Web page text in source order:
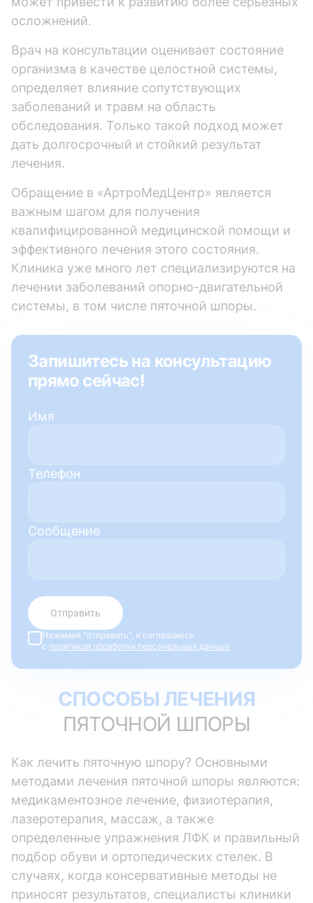
осложнений.
Врач на консультации оценивает состояние
организма в качестве целостной системы,
определяет влияние сопутствующих
заболеваний и травм на область
обследования. Только такой подход может
дать долгосрочный и стойкий результат
лечения.
Обращение в «АртроМедЦентр» является
важным шагом для получения
квалифицированной медицинской помощи и
эффективного лечения этого состояния.
Клиника уже много лет специализируются на
лечении заболеваний опорно-двигательной
системы, в том числе пяточной шпоры.
Запишитесь на консультацию
прямо сейчас!
Имя
Телефон
Сообщение
Отправить
Нажимая "отправить", я соглашаюсь
с политикой обработки персональных данных
СПОСОБЫ ЛЕЧЕНИЯ
ПЯТОЧНОЙ ШПОРЫ
Как лечить пяточную шпору? Основными
методами лечения пяточной шпоры являются:
медикаментозное лечение, физиотерапия,
лазеротерапия, массаж, а также
определенные упражнения ЛФК и правильный
подбор обуви и ортопедических стелек. В
случаях, когда консервативные методы не
приносят результатов, специалисты клиники